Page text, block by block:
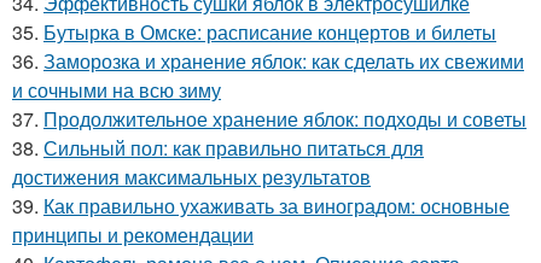
35. Бутырка в Омске: расписание концертов и билеты
36. Заморозка и хранение яблок: как сделать их свежими
и сочными на всю зиму
37. Продолжительное хранение яблок: подходы и советы
38. Сильный пол: как правильно питаться для
достижения максимальных результатов
39. Как правильно ухаживать за виноградом: основные
принципы и рекомендации